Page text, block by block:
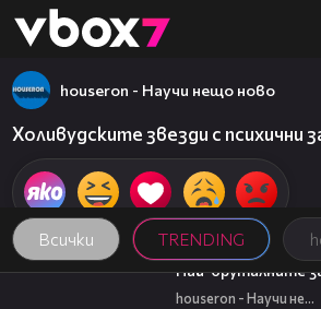
👾
Всички TRENDING
houseron - Научи нещо ново
Холивудските звезди с психични
07:37
Най-бруталните
houseron - Научи нещо ново